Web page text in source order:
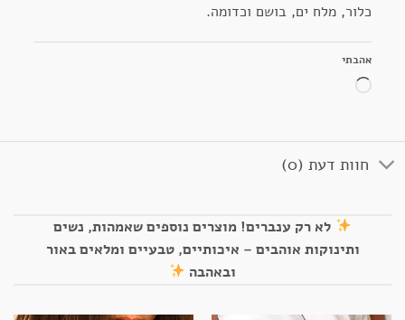
כלור, מלח ים, בושם וכדומה.
אהבתי
טוען...
חוות דעת (0)
לא רק ענברים! מוצרים נוספים שאמהות, נשים
ותינוקות אוהבים – איכותיים, טבעיים ומלאים באור
ובאהבה